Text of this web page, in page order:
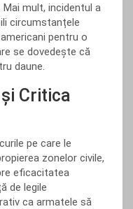
mult, incidentul a
circumstanțele
pentru o
se dovedește că
daune.
Critica
pe care le
zonelor civile,
eficacitatea
de legile
ca armatele să